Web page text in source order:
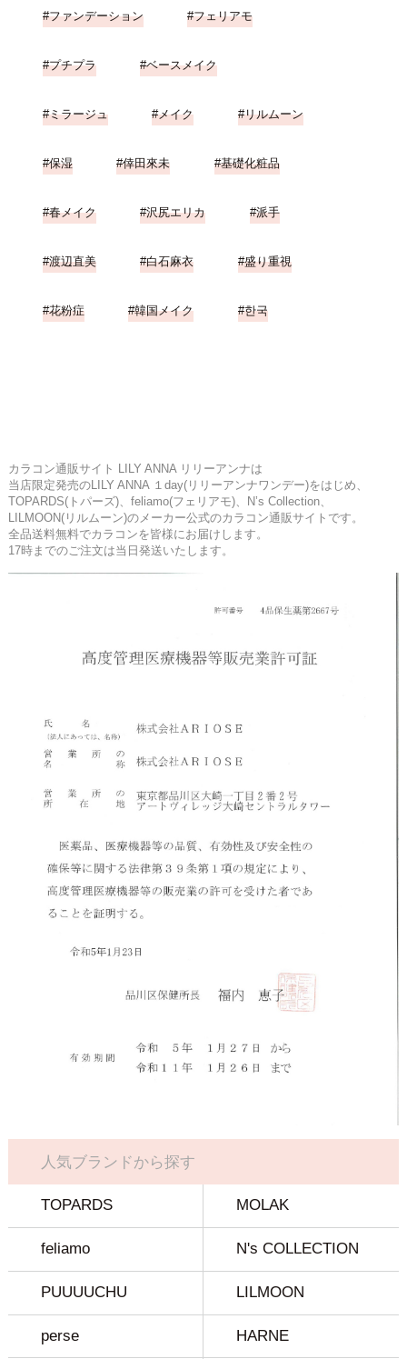
ファンデーション フェリアモ
プチプラ ベースメイク
ミラージュ メイク リルムーン
保湿 倖田來未 基礎化粧品
春メイク 沢尻エリカ 派手
渡辺直美 白石麻衣 盛り重視
花粉症 韓国メイク 한국
カラコン通販サイト LILY ANNA リリーアンナは
当店限定発売のLILY ANNA １day(リリーアンナワンデー)をはじめ、
TOPARDS(トパーズ)、feliamo(フェリアモ)、N’s Collection、
LILMOON(リルムーン)のメーカー公式のカラコン通販サイトです。
全品送料無料でカラコンを皆様にお届けします。
17時までのご注文は当日発送いたします。
人気ブランドから探す
TOPARDS MOLAK
feliamo N's COLLECTION
PUUUUCHU LILMOON
perse HARNE